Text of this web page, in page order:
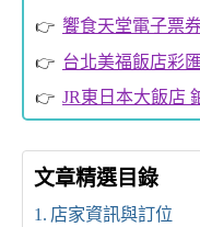
饗食天堂電子票
台北美福飯店彩
JR東日本大飯店
文章精選目錄
店家資訊與訂位